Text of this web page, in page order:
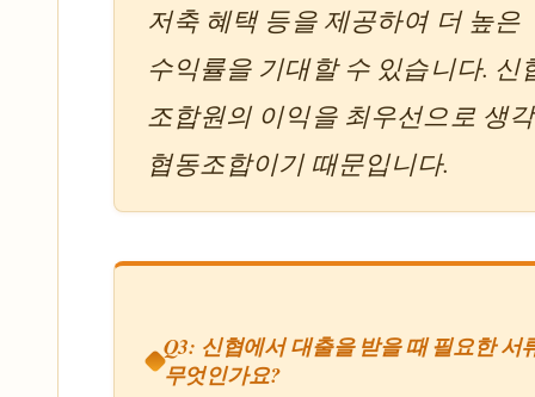
저축 혜택 등을 제공하여 더 높은
수익률을 기대할 수 있습니다. 신
조합원의 이익을 최우선으로 생
협동조합이기 때문입니다.
Q3: 신협에서 대출을 받을 때 필요한 서
무엇인가요?